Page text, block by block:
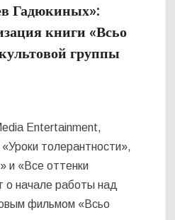
Гадюкиных»:
книги «Всьо
группы
Entertainment,
толерантности»,
и «Все оттенки
о начале работы над
фильмом «Всьо